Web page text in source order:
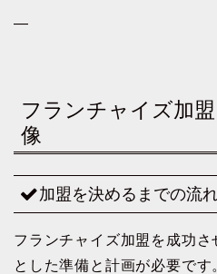
—
フランチャイズ加
像
加盟を決めるまでの流
フランチャイズ加盟を成功さ
とした準備と計画が必要で